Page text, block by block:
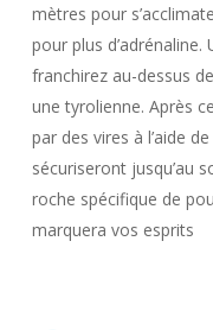
mètres pour
pour plus d’adrénaline.
franchirez au-dessus
une tyrolienne. Après
par des vires à l’aide
sécuriseront jusqu’au
roche spécifique de
marquera vos esprits